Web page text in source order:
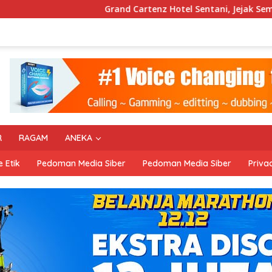
Grand Cartenz Hotel Sentani, Jejak Semmy Calvin
RAGAM ANEKA
Etik Pedoman Media Siber Pedoman Media Siber